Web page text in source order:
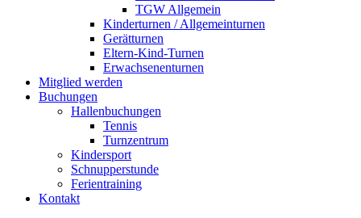
TGW Allgemein
Kinderturnen / Allgemeinturnen
Gerätturnen
Eltern-Kind-Turnen
Erwachsenenturnen
Mitglied werden
Buchungen
Hallenbuchungen
Tennis
Turnzentrum
Kindersport
Schnupperstunde
Ferientraining
Kontakt